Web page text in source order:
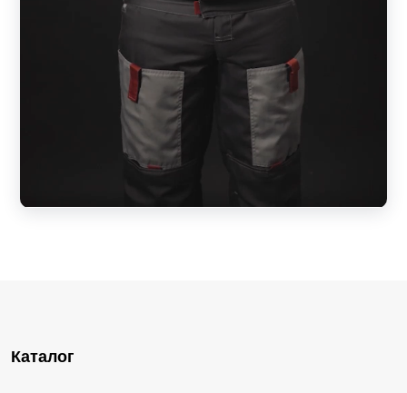
Каталог